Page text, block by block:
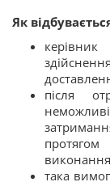
Як
після
виконання
така